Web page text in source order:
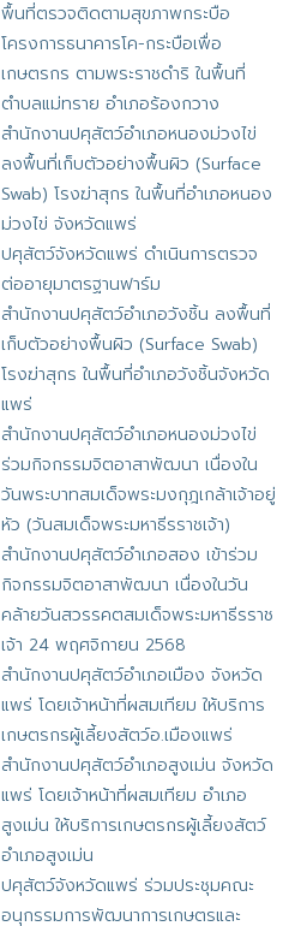
พื้นที่ตรวจติดตามสุขภาพกระบือ
โครงการธนาคารโค-กระบือเพื่อ
เกษตรกร ตามพระราชดำริ ในพื้นที่
ตำบลแม่ทราย อำเภอร้องกวาง
สำนักงานปศุสัตว์อำเภอหนองม่วงไข่
ลงพื้นที่เก็บตัวอย่างพื้นผิว (Surface
Swab) โรงฆ่าสุกร ในพื้นที่อำเภอหนอง
ม่วงไข่ จังหวัดแพร่
ปศุสัตว์จังหวัดแพร่ ดำเนินการตรวจ
ต่ออายุมาตรฐานฟาร์ม
สำนักงานปศุสัตว์อำเภอวังชิ้น ลงพื้นที่
เก็บตัวอย่างพื้นผิว (Surface Swab)
โรงฆ่าสุกร ในพื้นที่อำเภอวังชิ้นจังหวัด
แพร่
สำนักงานปศุสัตว์อำเภอหนองม่วงไข่
ร่วมกิจกรรมจิตอาสาพัฒนา เนื่องใน
วันพระบาทสมเด็จพระมงกุฎเกล้าเจ้าอยู่
หัว (วันสมเด็จพระมหาธีรราชเจ้า)
สำนักงานปศุสัตว์อำเภอสอง เข้าร่วม
กิจกรรมจิตอาสาพัฒนา เนื่องในวัน
คล้ายวันสวรรคตสมเด็จพระมหาธีรราช
เจ้า 24 พฤศจิกายน 2568
สำนักงานปศุสัตว์อำเภอเมือง จังหวัด
แพร่ โดยเจ้าหน้าที่ผสมเทียม ให้บริการ
เกษตรกรผู้เลี้ยงสัตว์อ.เมืองแพร่
สำนักงานปศุสัตว์อำเภอสูงเม่น จังหวัด
แพร่ โดยเจ้าหน้าที่ผสมเทียม อำเภอ
สูงเม่น ให้บริการเกษตรกรผู้เลี้ยงสัตว์
อำเภอสูงเม่น
ปศุสัตว์จังหวัดแพร่ ร่วมประชุมคณะ
อนุกรรมการพัฒนาการเกษตรและ